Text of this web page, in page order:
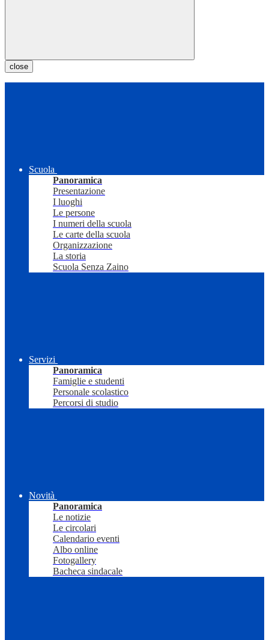
close
Scuola
Panoramica
Presentazione
I luoghi
Le persone
I numeri della scuola
Le carte della scuola
Organizzazione
La storia
Scuola Senza Zaino
Servizi
Panoramica
Famiglie e studenti
Personale scolastico
Percorsi di studio
Novità
Panoramica
Le notizie
Le circolari
Calendario eventi
Albo online
Fotogallery
Bacheca sindacale